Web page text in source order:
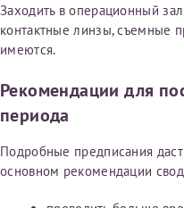
Заходить в операционный
контактные линзы, съемные
имеются.
Рекомендации для
периода
Подробные предписания
основном рекомендации